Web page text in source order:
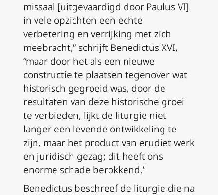
missaal [uitgevaardigd door Paulus VI]
in vele opzichten een echte
verbetering en verrijking met zich
meebracht,” schrijft Benedictus XVI,
“maar door het als een nieuwe
constructie te plaatsen tegenover wat
historisch gegroeid was, door de
resultaten van deze historische groei
te verbieden, lijkt de liturgie niet
langer een levende ontwikkeling te
zijn, maar het product van erudiet werk
en juridisch gezag; dit heeft ons
enorme schade berokkend.”
Benedictus beschreef de liturgie die na